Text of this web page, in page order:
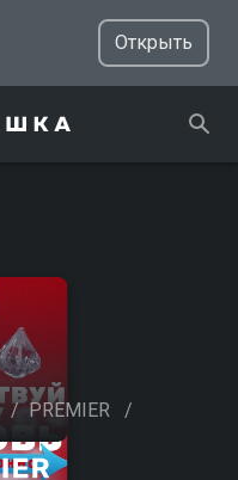
Открыть
/ PREMIER /